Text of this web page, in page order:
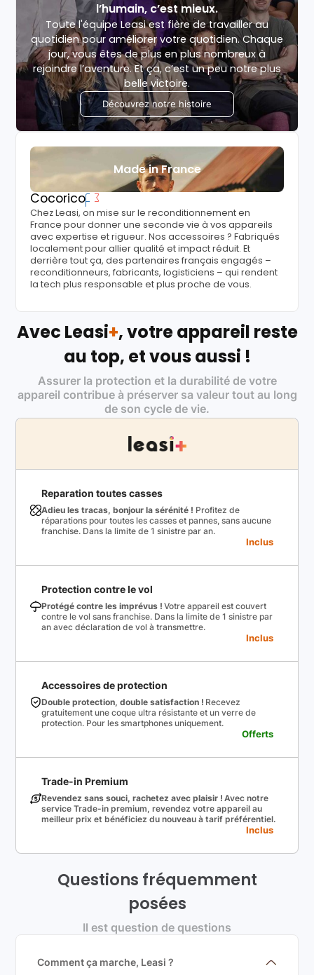
l’humain, c’est mieux.
Toute l'équipe Leasi est fière de travailler au
quotidien pour améliorer votre quotidien. Chaque
jour, vous êtes de plus en plus nombreux à
rejoindre l’aventure. Et ça, c’est un peu notre plus
belle victoire.
Découvrez notre histoire
Made in France
Cocorico
Chez Leasi, on mise sur le reconditionnement en
France pour donner une seconde vie à vos appareils
avec expertise et rigueur. Nos accessoires ? Fabriqués
localement pour allier qualité et impact réduit. Et
derrière tout ça, des partenaires français engagés –
reconditionneurs, fabricants, logisticiens – qui rendent
la tech plus responsable et plus proche de vous.
Avec Leasi+, votre appareil reste
au top, et vous aussi !
Assurer la protection et la durabilité de votre
appareil contribue à préserver sa valeur tout au long
de son cycle de vie.
Reparation toutes casses
Adieu les tracas, bonjour la sérénité ! Profitez de
réparations pour toutes les casses et pannes, sans aucune
franchise. Dans la limite de 1 sinistre par an.
Inclus
Protection contre le vol
Protégé contre les imprévus ! Votre appareil est couvert
contre le vol sans franchise. Dans la limite de 1 sinistre par
an avec déclaration de vol à transmettre.
Inclus
Accessoires de protection
Double protection, double satisfaction ! Recevez
gratuitement une coque ultra résistante et un verre de
protection. Pour les smartphones uniquement.
Offerts
Trade-in Premium
Revendez sans souci, rachetez avec plaisir ! Avec notre
service Trade-in premium, revendez votre appareil au
meilleur prix et bénéficiez du nouveau à tarif préférentiel.
Inclus
Questions fréquemment
posées
Il est question de questions
Comment ça marche, Leasi ?